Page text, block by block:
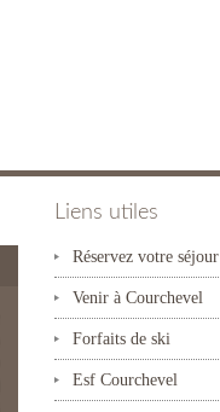
Liens utiles
Réservez votre séjour
Venir à Courchevel
Forfaits de ski
Esf Courchevel